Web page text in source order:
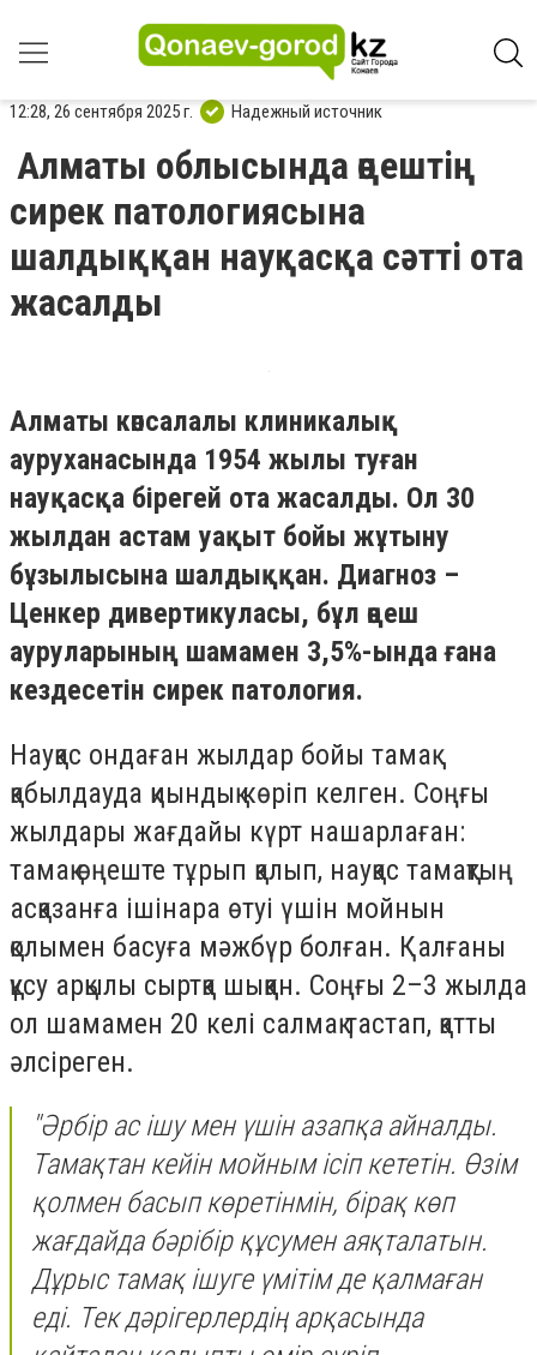
12:28, 26 сентября 2025 г. Надежный источник
Алматы облысында өңештің
сирек патологиясына
шалдыққан науқасқа сәтті ота
жасалды
Алматы көпсалалы клиникалық
ауруханасында 1954 жылы туған
науқасқа бірегей ота жасалды. Ол 30
жылдан астам уақыт бойы жұтыну
бұзылысына шалдыққан. Диагноз –
Ценкер дивертикуласы, бұл өңеш
ауруларының шамамен 3,5%-ында ғана
кездесетін сирек патология.
Науқас ондаған жылдар бойы тамақ
қабылдауда қиындық көріп келген. Соңғы
жылдары жағдайы күрт нашарлаған:
тамақ өңеште тұрып қалып, науқас тамақтың
асқазанға ішінара өтуі үшін мойнын
қолымен басуға мәжбүр болған. Қалғаны
құсу арқылы сыртқа шыққан. Соңғы 2–3 жылда
ол шамамен 20 келі салмақ тастап, қатты
әлсіреген.
"Әрбір ас ішу мен үшін азапқа айналды.
Тамақтан кейін мойным ісіп кететін. Өзім
қолмен басып көретінмін, бірақ көп
жағдайда бәрібір құсумен аяқталатын.
Дұрыс тамақ ішуге үмітім де қалмаған
еді. Тек дәрігерлердің арқасында